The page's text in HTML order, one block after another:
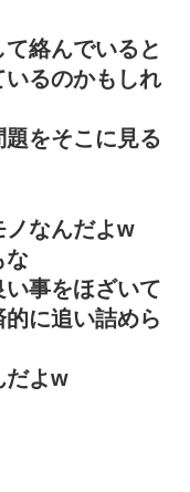
絡んでいると
るのかもしれ
をそこに見る
ノなんだよw
な
事をほざいて
に追い詰めら
だよw